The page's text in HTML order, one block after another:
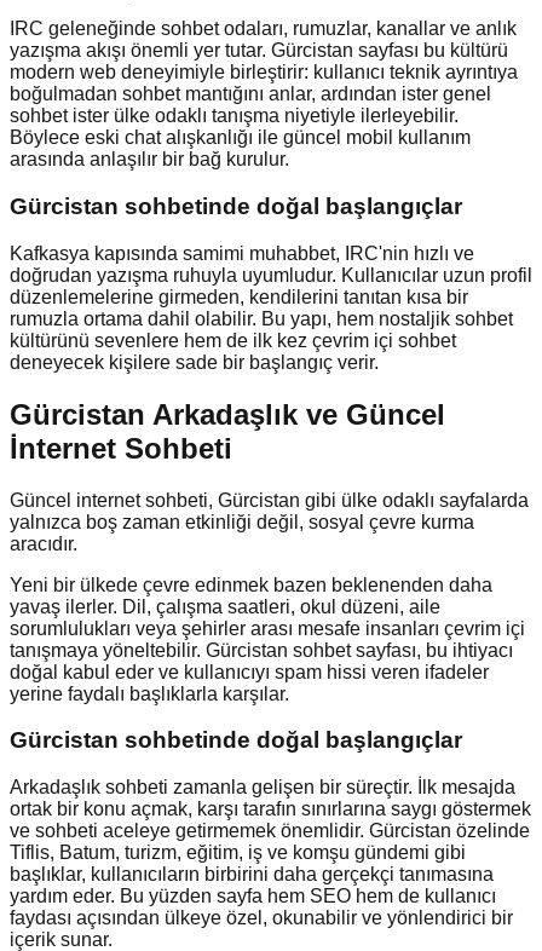
IRC geleneğinde sohbet odaları, rumuzlar, kanallar ve anlık
yazışma akışı önemli yer tutar. Gürcistan sayfası bu kültürü
modern web deneyimiyle birleştirir: kullanıcı teknik ayrıntıya
boğulmadan sohbet mantığını anlar, ardından ister genel
sohbet ister ülke odaklı tanışma niyetiyle ilerleyebilir.
Böylece eski chat alışkanlığı ile güncel mobil kullanım
arasında anlaşılır bir bağ kurulur.
Gürcistan sohbetinde doğal başlangıçlar
Kafkasya kapısında samimi muhabbet, IRC'nin hızlı ve
doğrudan yazışma ruhuyla uyumludur. Kullanıcılar uzun profil
düzenlemelerine girmeden, kendilerini tanıtan kısa bir
rumuzla ortama dahil olabilir. Bu yapı, hem nostaljik sohbet
kültürünü sevenlere hem de ilk kez çevrim içi sohbet
deneyecek kişilere sade bir başlangıç verir.
Gürcistan Arkadaşlık ve Güncel
İnternet Sohbeti
Güncel internet sohbeti, Gürcistan gibi ülke odaklı sayfalarda
yalnızca boş zaman etkinliği değil, sosyal çevre kurma
aracıdır.
Yeni bir ülkede çevre edinmek bazen beklenenden daha
yavaş ilerler. Dil, çalışma saatleri, okul düzeni, aile
sorumlulukları veya şehirler arası mesafe insanları çevrim içi
tanışmaya yöneltebilir. Gürcistan sohbet sayfası, bu ihtiyacı
doğal kabul eder ve kullanıcıyı spam hissi veren ifadeler
yerine faydalı başlıklarla karşılar.
Gürcistan sohbetinde doğal başlangıçlar
Arkadaşlık sohbeti zamanla gelişen bir süreçtir. İlk mesajda
ortak bir konu açmak, karşı tarafın sınırlarına saygı göstermek
ve sohbeti aceleye getirmemek önemlidir. Gürcistan özelinde
Tiflis, Batum, turizm, eğitim, iş ve komşu gündemi gibi
başlıklar, kullanıcıların birbirini daha gerçekçi tanımasına
yardım eder. Bu yüzden sayfa hem SEO hem de kullanıcı
faydası açısından ülkeye özel, okunabilir ve yönlendirici bir
içerik sunar.